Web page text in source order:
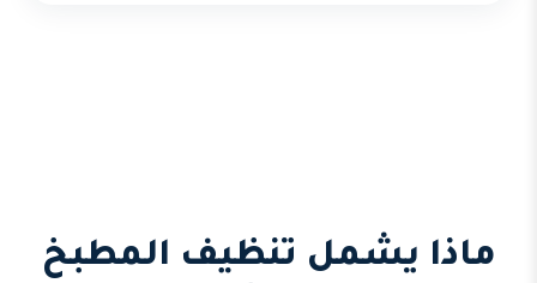
ماذا يشمل تنظيف المطبخ